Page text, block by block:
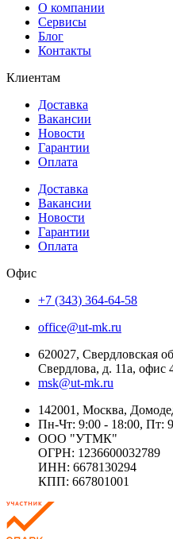
О компании
Сервисы
Блог
Контакты
Клиентам
Доставка
Вакансии
Новости
Гарантии
Оплата
Доставка
Вакансии
Новости
Гарантии
Оплата
Офис
+7 (343) 364-64-58
office@ut-mk.ru
620027, Свердловская
Свердлова, д. 11а, офис
msk@ut-mk.ru
142001, Москва,
Пн-Чт: 9:00 - 18:00, Пт:
ООО "УТМК"
ОГРН: 1236600032789
ИНН: 6678130294
КПП: 667801001